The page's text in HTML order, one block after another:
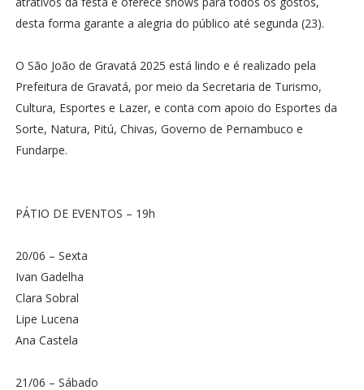
desta forma garante a alegria do público até segunda (23).
O São João de Gravatá 2025 está lindo e é realizado pela
Prefeitura de Gravatá, por meio da Secretaria de Turismo,
Cultura, Esportes e Lazer, e conta com apoio do Esportes da
Sorte, Natura, Pitú, Chivas, Governo de Pernambuco e
Fundarpe.
PÁTIO DE EVENTOS – 19h
20/06 – Sexta
Ivan Gadelha
Clara Sobral
Lipe Lucena
Ana Castela
21/06 – Sábado